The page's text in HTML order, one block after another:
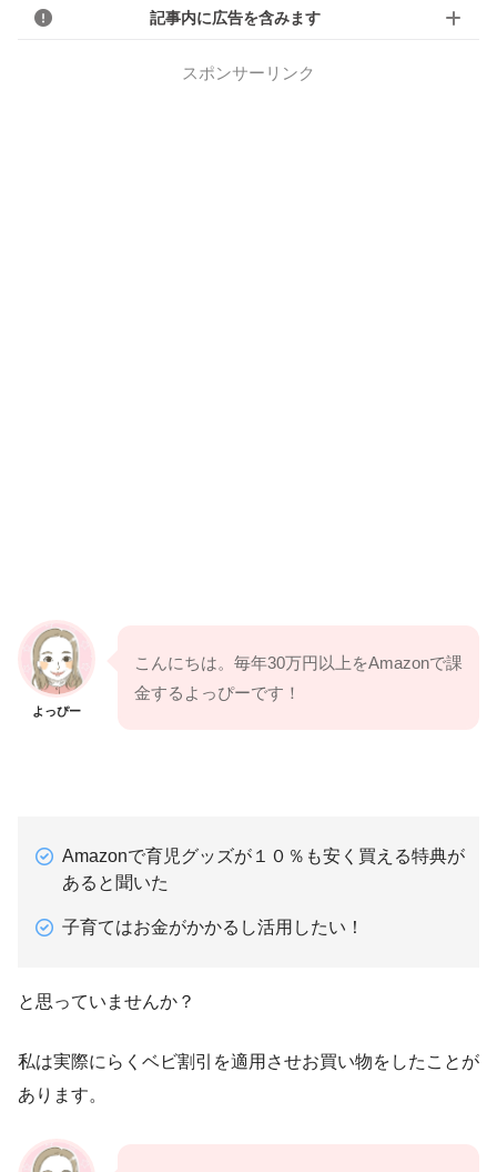
記事内に広告を含みます
スポンサーリンク
よっぴー
こんにちは。毎年30万円以上をAmazonで課
金するよっぴーです！
Amazonで育児グッズが１０％も安く買える特典が
あると聞いた
子育てはお金がかかるし活用したい！
と思っていませんか？
私は実際にらくベビ割引を適用させお買い物をしたことが
あります。